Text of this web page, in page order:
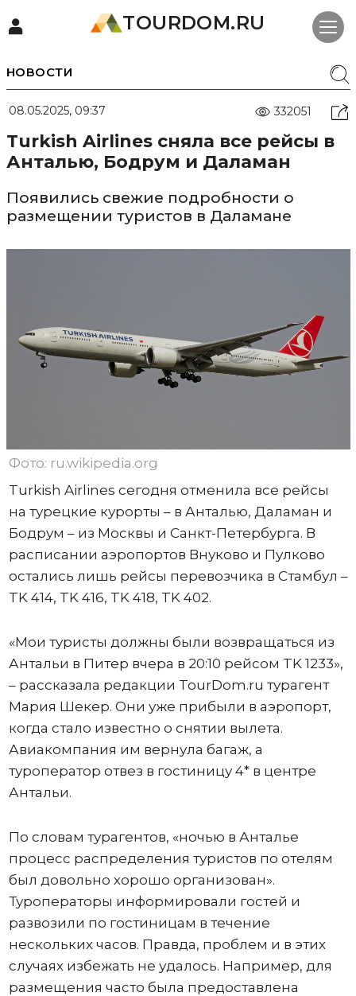
TOURDOM.RU
НОВОСТИ
08.05.2025, 09:37 332051
Turkish Airlines сняла все рейсы в
Анталью, Бодрум и Даламан
Появились свежие подробности о
размещении туристов в Даламане
Фото: ru.wikipedia.org
Turkish Airlines сегодня отменила все рейсы
на турецкие курорты – в Анталью, Даламан и
Бодрум – из Москвы и Санкт-Петербурга. В
расписании аэропортов Внуково и Пулково
остались лишь рейсы перевозчика в Стамбул –
TK 414, TK 416, TK 418, TK 402.
«Мои туристы должны были возвращаться из
Антальи в Питер вчера в 20:10 рейсом TK 1233»,
– рассказала редакции TourDom.ru турагент
Мария Шекер. Они уже прибыли в аэропорт,
когда стало известно о снятии вылета.
Авиакомпания им вернула багаж, а
туроператор отвез в гостиницу 4* в центре
Антальи.
По словам турагентов, «ночью в Анталье
процесс распределения туристов по отелям
был довольно хорошо организован».
Туроператоры информировали гостей и
развозили по гостиницам в течение
нескольких часов. Правда, проблем и в этих
случаях избежать не удалось. Например, для
размещения часто была предоставлена